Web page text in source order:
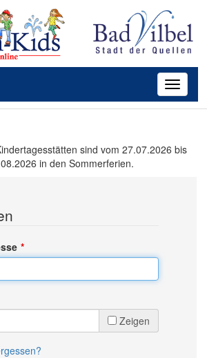
Toggle
sind vom 27.07.2026 bis
in den Sommerferien.
Zeigen